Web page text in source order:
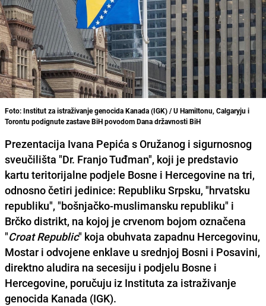
Foto: Institut za istraživanje genocida Kanada (IGK) / U Hamiltonu, Calgaryju i
Torontu podignute zastave BiH povodom Dana državnosti BiH
Prezentacija Ivana Pepića s Oružanog i sigurnosnog
sveučilišta "Dr. Franjo Tuđman", koji je predstavio
kartu teritorijalne podjele Bosne i Hercegovine na tri,
odnosno četiri jedinice: Republiku Srpsku, "hrvatsku
republiku", "bošnjačko-muslimansku republiku" i
Brčko distrikt, na kojoj je crvenom bojom označena
"Croat Republic" koja obuhvata zapadnu Hercegovinu,
Mostar i odvojene enklave u srednjoj Bosni i Posavini,
direktno aludira na secesiju i podjelu Bosne i
Hercegovine, poručuju iz Instituta za istraživanje
genocida Kanada (IGK).